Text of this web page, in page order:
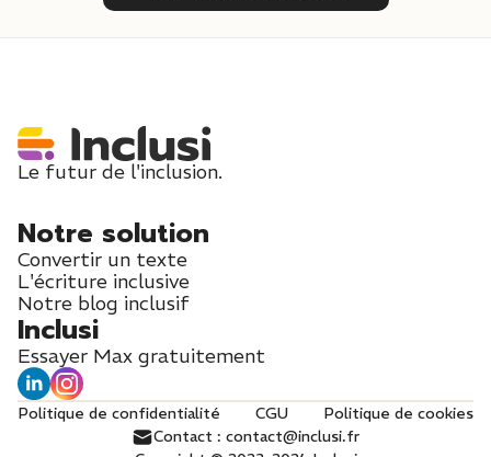
Le futur de l'inclusion.
Notre solution
Convertir un texte
L'écriture inclusive
Notre blog inclusif
Inclusi
Essayer Max gratuitement
Politique de confidentialité CGU
Politique de cookies
Contact : contact@inclusi.fr